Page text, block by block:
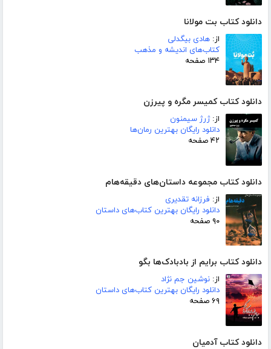
دانلود کتاب بت مولانا
از: هادی بیگدلی
کتاب‌های اندیشه و مذهب
۱۳۴ صفحه
دانلود کتاب کمیسر مگره و پیرزن
از:ژرژ سیمنون
دانلود رایگان بهترین رمان‌ها
۴۲ صفحه
دانلود کتاب مجموعه داستان‌های دقیقه‌هام
از: فرزانه تقدیری
دانلود رایگان بهترین کتاب‌های داستان
۹۰ صفحه
دانلود کتاب برایم از بادبادک‌ها بگو
از: نوشین جم نژاد
دانلود رایگان بهترین کتاب‌های داستان
۶۹ صفحه
دانلود کتاب آدمیان